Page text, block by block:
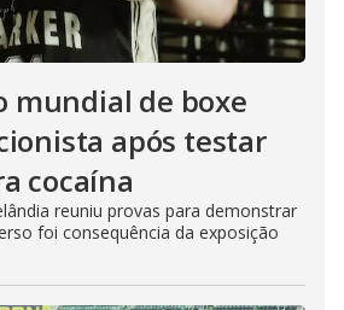
mundial de boxe
após testar
cocaína
reuniu provas para demonstrar
foi consequência da exposição